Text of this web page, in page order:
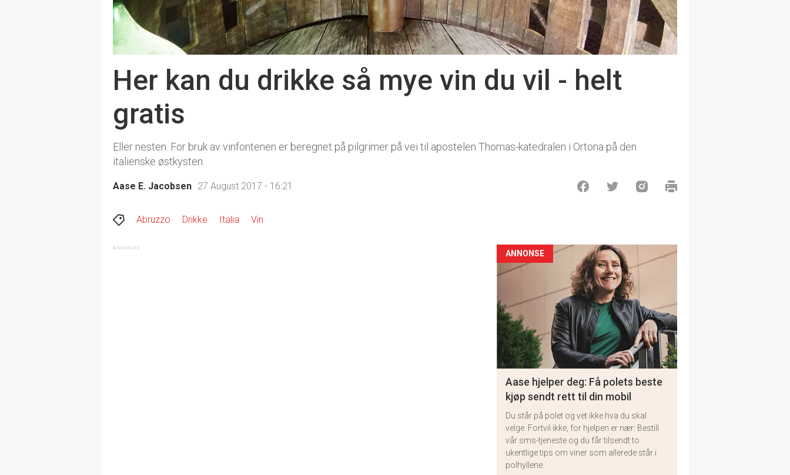
Her kan du drikke så mye vin du vil - helt
gratis
Eller nesten. For bruk av vinfontenen er beregnet på pilgrimer på vei til apostelen Thomas-katedralen i Ortona på den
italienske østkysten.
Aase E. Jacobsen 27 August 2017 - 16:21
Abruzzo Drikke Italia Vin
ANNONSE
Aase hjelper deg: Få polets beste
kjøp sendt rett til din mobil
Du står på polet og vet ikke hva du skal
velge. Fortvil ikke, for hjelpen er nær: Bestill
vår sms-tjeneste og du får tilsendt to
ukentlige tips om viner som allerede står i
polhyllene.